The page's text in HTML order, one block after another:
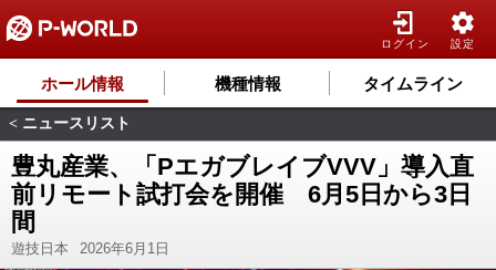
ログイン 設定
ホール情報 機種情報 タイムライン
< ニュースリスト
豊丸産業、「PエガブレイブVVV」導入直
前リモート試打会を開催 6月5日から3日
間
遊技日本 2026年6月1日